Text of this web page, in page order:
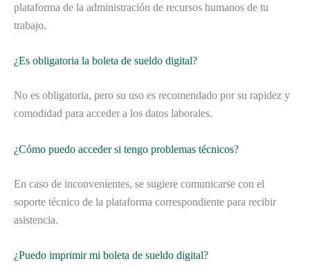
plataforma de la administración de recursos humanos de tu
trabajo.
¿Es obligatoria la boleta de sueldo digital?
No es obligatoria, pero su uso es recomendado por su rapidez y
comodidad para acceder a los datos laborales.
¿Cómo puedo acceder si tengo problemas técnicos?
En caso de inconvenientes, se sugiere comunicarse con el
soporte técnico de la plataforma correspondiente para recibir
asistencia.
¿Puedo imprimir mi boleta de sueldo digital?